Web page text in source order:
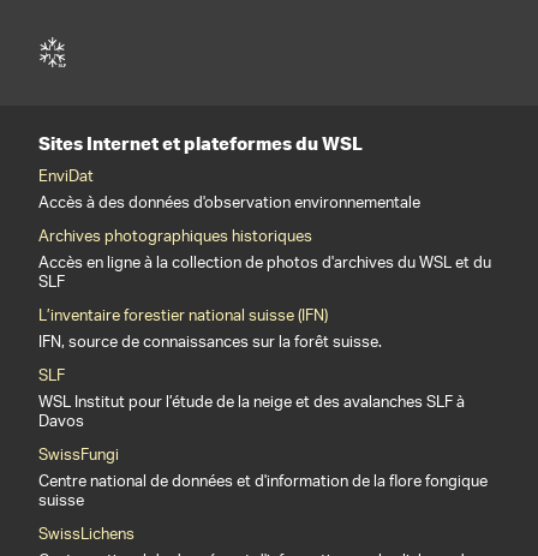
Sites Internet et plateformes du WSL
EnviDat
Accès à des données d'observation environnementale
Archives photographiques historiques
Accès en ligne à la collection de photos d'archives du WSL et du
SLF
L’inventaire forestier national suisse (IFN)
IFN, source de connaissances sur la forêt suisse.
SLF
WSL Institut pour l’étude de la neige et des avalanches SLF à
Davos
SwissFungi
Centre national de données et d'information de la flore fongique
suisse
SwissLichens